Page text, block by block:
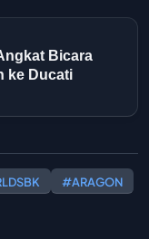
Bicara
ke Ducati
#ARAGON